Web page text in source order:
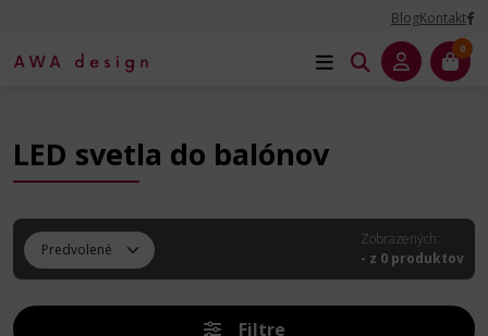
BlogKontakt
0
Dekoračné príslušenstvo LED svetla do balónov
LED svetla do balónov
Zobrazených:
- z 0 produktov
Filtre